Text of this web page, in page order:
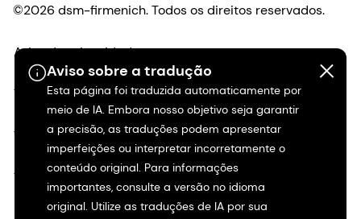
Aviso sobre a tradução
Esta página foi traduzida automaticamente por
meio de IA. Embora nosso objetivo seja garantir
a precisão, as traduções podem apresentar
imperfeições ou interpretar incorretamente o
conteúdo original. Para informações
importantes, consulte a versão no idioma
original. Utilize as traduções de IA por sua
©2026 dsm-firmenich. Todos os direitos reservados.
Aviso de privacidade
Termos de uso
Termos e condições
Transparência na Califórnia